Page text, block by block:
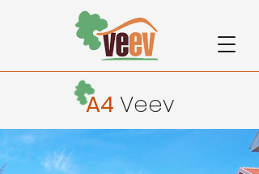
A4 Veev